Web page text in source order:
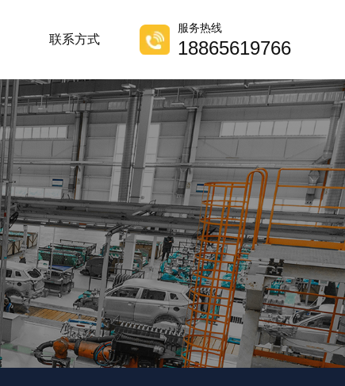
联系方式
服务热线
18865619766